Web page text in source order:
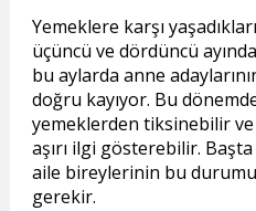
Yemeklere karşı
üçüncü ve dördüncü
bu aylarda anne
doğru kayıyor. Bu
yemeklerden tiksinebilir ve
aşırı ilgi gösterebilir.
aile bireylerinin bu durumu
gerekir.